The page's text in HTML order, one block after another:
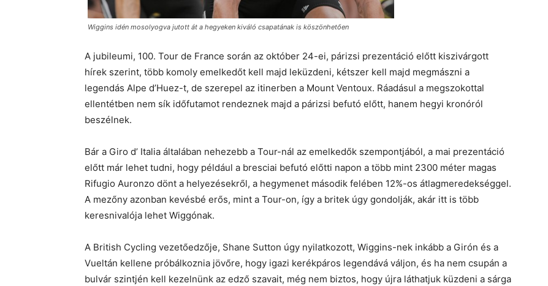
Wiggins idén mosolyogva jutott át a hegyeken kiváló csapatának is köszönhetően
A jubileumi, 100. Tour de France során az október 24-ei, párizsi prezentáció előtt kiszivárgott
hírek szerint, több komoly emelkedőt kell majd leküzdeni, kétszer kell majd megmászni a
legendás Alpe d’Huez-t, de szerepel az itinerben a Mount Ventoux. Ráadásul a megszokottal
ellentétben nem sík időfutamot rendeznek majd a párizsi befutó előtt, hanem hegyi kronóról
beszélnek.
Bár a Giro d’ Italia általában nehezebb a Tour-nál az emelkedők szempontjából, a mai prezentáció
előtt már lehet tudni, hogy például a bresciai befutó előtti napon a több mint 2300 méter magas
Rifugio Auronzo dönt a helyezésekről, a hegymenet második felében 12%-os átlagmeredekséggel.
A mezőny azonban kevésbé erős, mint a Tour-on, így a britek úgy gondolják, akár itt is több
keresnivalója lehet Wiggónak.
A British Cycling vezetőedzője, Shane Sutton úgy nyilatkozott, Wiggins-nek inkább a Girón és a
Vueltán kellene próbálkoznia jövőre, hogy igazi kerékpáros legendává váljon, és ha nem csupán a
bulvár szintjén kell kezelnünk az edző szavait, még nem biztos, hogy újra láthatjuk küzdeni a sárga